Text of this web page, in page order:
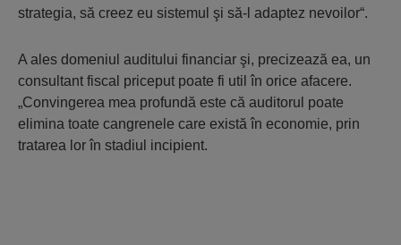
strategia, să creez eu sistemul şi să-l adaptez nevoilor“.
A ales domeniul auditului financiar şi, precizează ea, un
consultant fiscal priceput poate fi util în orice afacere.
„Convingerea mea profundă este că auditorul poate
elimina toate cangrenele care există în economie, prin
tratarea lor în stadiul incipient.